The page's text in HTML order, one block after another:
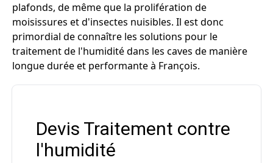
plafonds, de même que la prolifération de
moisissures et d'insectes nuisibles. Il est donc
primordial de connaître les solutions pour le
traitement de l'humidité dans les caves de manière
longue durée et performante à François.
Devis Traitement contre
l'humidité